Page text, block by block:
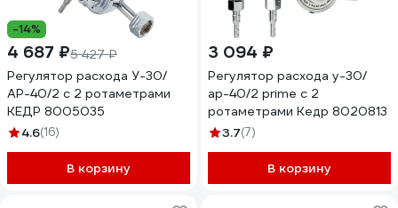
-14%
4 687 ₽5 427 ₽
Регулятор расхода У-30/
АР-40/2 с 2 ротаметрами
КЕДР 8005035
4.6(16)
В корзину
3 094 ₽
Регулятор расхода у-30/
ар-40/2 prime с 2
ротаметрами Кедр 8020813
3.7(7)
В корзину